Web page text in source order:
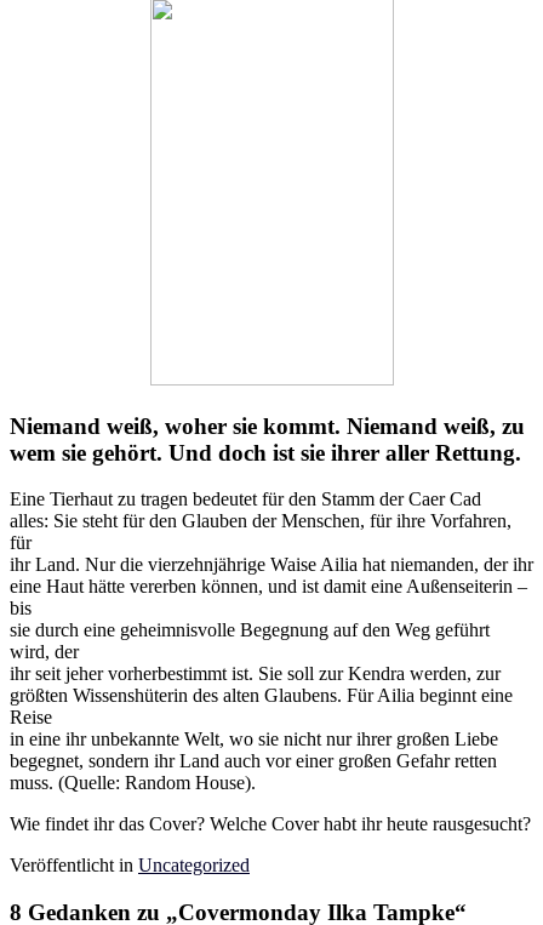
Niemand weiß, woher sie kommt. Niemand weiß, zu
wem sie gehört. Und doch ist sie ihrer aller Rettung.
Eine Tierhaut zu tragen bedeutet für den Stamm der Caer Cad
alles: Sie steht für den Glauben der Menschen, für ihre Vorfahren,
für
ihr Land. Nur die vierzehnjährige Waise Ailia hat niemanden, der ihr
eine Haut hätte vererben können, und ist damit eine Außenseiterin –
bis
sie durch eine geheimnisvolle Begegnung auf den Weg geführt
wird, der
ihr seit jeher vorherbestimmt ist. Sie soll zur Kendra werden, zur
größten Wissenshüterin des alten Glaubens. Für Ailia beginnt eine
Reise
in eine ihr unbekannte Welt, wo sie nicht nur ihrer großen Liebe
begegnet, sondern ihr Land auch vor einer großen Gefahr retten
muss. (Quelle: Random House).
Wie findet ihr das Cover? Welche Cover habt ihr heute rausgesucht?
Veröffentlicht in Uncategorized
8 Gedanken zu „Covermonday Ilka Tampke“